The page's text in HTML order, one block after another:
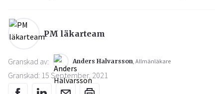
PM läkarteam
Granskad av: Anders Halvarsson, Allmänläkare
Granskad: 15 September, 2021